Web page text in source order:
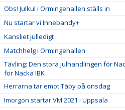
Obs! Julkul i Ormingehallen ställs in
Nu startar vi Innebandy+
Kansliet julledigt
Matchhelg i Ormingehallen
Tävling: Den stora julhandlingen för
för Nacka IBK
Herrarna tar emot Täby på onsdag
Imorgon startar VM 2021 i Uppsala